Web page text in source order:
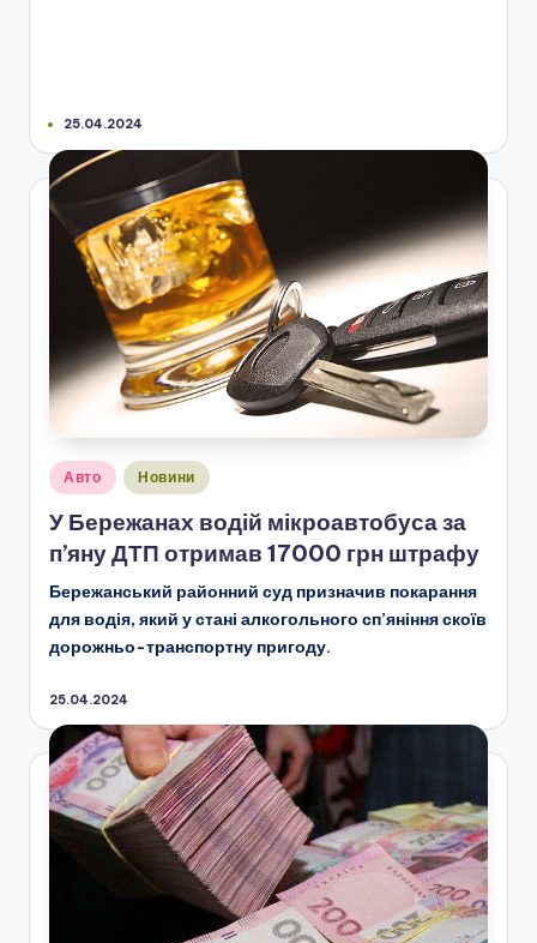
25.04.2024
Опубліковано
Авто Новини
У Бережанах водій мікроавтобуса за
п’яну ДТП отримав 17000 грн штрафу
Бережанський районний суд призначив покарання
для водія, який у стані алкогольного сп’яніння скоїв
дорожньо-транспортну пригоду.
25.04.2024